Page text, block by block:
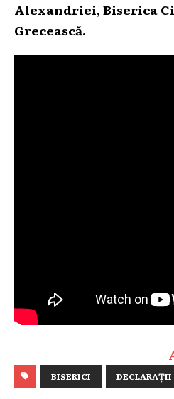
Alexandriei, Biserica
Grecească.
BISERICI DECLARAȚII